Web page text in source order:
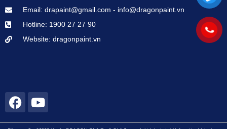
Email: drapaint@gmail.com - info@dragonpaint.vn
Hotline: 1900 27 27 90
Website: dragonpaint.vn